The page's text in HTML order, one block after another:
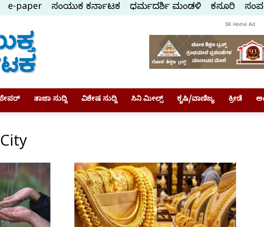
e-paper ಸಂಯುಕ್ತ ಕರ್ನಾಟಕ ಧರ್ಮದರ್ಶಿ ಮಂಡಳಿ ಕಸ್ತೂರಿ
SK Home Ad
ತಾಜಾ ಸುದ್ದಿ ವಿಶೇಷ ಸುದ್ದಿ ಸಿನಿ ಮೀಲ್ಸ್ ಕೃಷಿ/ವಾಣಿಜ್ಯ ಕ್ರೀಡೆ